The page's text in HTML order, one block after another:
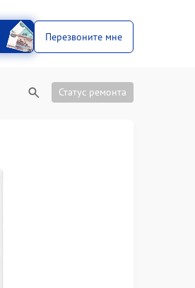
Перезвоните мне
Статус ремонта